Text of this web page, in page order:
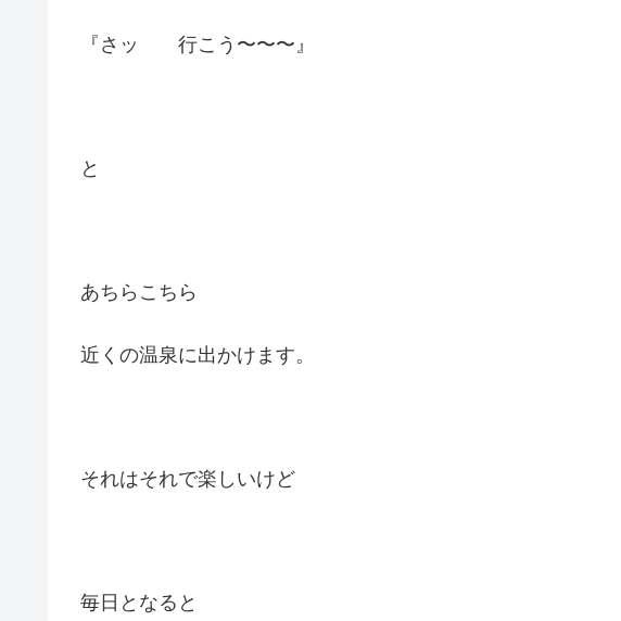
『さッ 行こう〜〜〜』
と
あちらこちら
近くの温泉に出かけます。
それはそれで楽しいけど
毎日となると